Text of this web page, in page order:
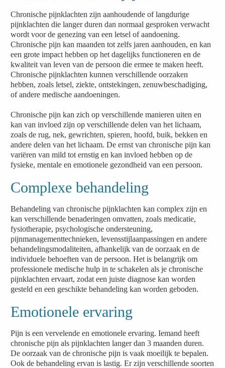
Chronische pijnklachten zijn aanhoudende of langdurige
pijnklachten die langer duren dan normaal gesproken verwacht
wordt voor de genezing van een letsel of aandoening.
Chronische pijn kan maanden tot zelfs jaren aanhouden, en kan
een grote impact hebben op het dagelijks functioneren en de
kwaliteit van leven van de persoon die ermee te maken heeft.
Chronische pijnklachten kunnen verschillende oorzaken
hebben, zoals letsel, ziekte, ontstekingen, zenuwbeschadiging,
of andere medische aandoeningen.
Chronische pijn kan zich op verschillende manieren uiten en
kan van invloed zijn op verschillende delen van het lichaam,
zoals de rug, nek, gewrichten, spieren, hoofd, buik, bekken en
andere delen van het lichaam. De ernst van chronische pijn kan
variëren van mild tot ernstig en kan invloed hebben op de
fysieke, mentale en emotionele gezondheid van een persoon.
Complexe behandeling
Behandeling van chronische pijnklachten kan complex zijn en
kan verschillende benaderingen omvatten, zoals medicatie,
fysiotherapie, psychologische ondersteuning,
pijnmanagementtechnieken, levensstijlaanpassingen en andere
behandelingsmodaliteiten, afhankelijk van de oorzaak en de
individuele behoeften van de persoon. Het is belangrijk om
professionele medische hulp in te schakelen als je chronische
pijnklachten ervaart, zodat een juiste diagnose kan worden
gesteld en een geschikte behandeling kan worden geboden.
Emotionele ervaring
Pijn is een vervelende en emotionele ervaring. Iemand heeft
chronische pijn als pijnklachten langer dan 3 maanden duren.
De oorzaak van de chronische pijn is vaak moeilijk te bepalen.
Ook de behandeling ervan is lastig. Er zijn verschillende soorten